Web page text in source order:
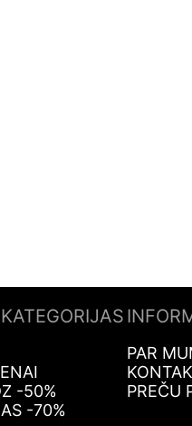
-50%
-70%
PAR
PREČU